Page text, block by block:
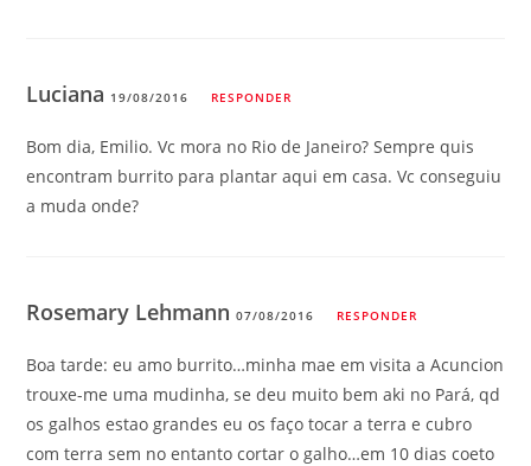
Luciana 19/08/2016 RESPONDER
Bom dia, Emilio. Vc mora no Rio de Janeiro? Sempre quis
encontram burrito para plantar aqui em casa. Vc conseguiu
a muda onde?
Rosemary Lehmann07/08/2016 RESPONDER
Boa tarde: eu amo burrito…minha mae em visita a Acuncion
trouxe-me uma mudinha, se deu muito bem aki no Pará, qd
os galhos estao grandes eu os faço tocar a terra e cubro
com terra sem no entanto cortar o galho…em 10 dias coeto